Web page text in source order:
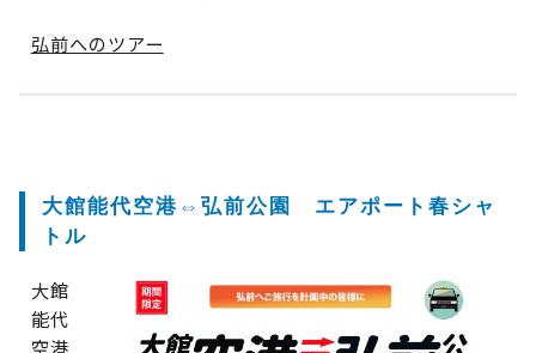
弘前へのツアー
大館能代空港⇔弘前公園 エアポート春シャ
トル
大館
能代
空港